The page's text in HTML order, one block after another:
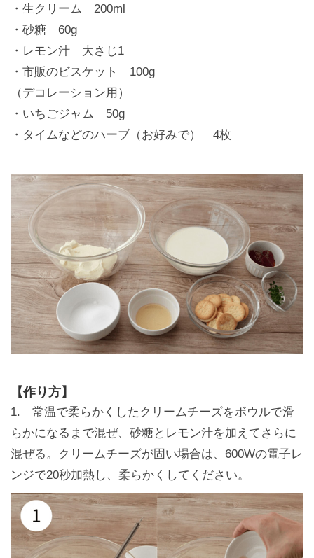
・生クリーム 200ml
・砂糖 60g
・レモン汁 大さじ1
・市販のビスケット 100g
（デコレーション用）
・いちごジャム 50g
・タイムなどのハーブ（お好みで） 4枚
【作り方】
1. 常温で柔らかくしたクリームチーズをボウルで滑
らかになるまで混ぜ、砂糖とレモン汁を加えてさらに
混ぜる。クリームチーズが固い場合は、600Wの電子レ
ンジで20秒加熱し、柔らかくしてください。